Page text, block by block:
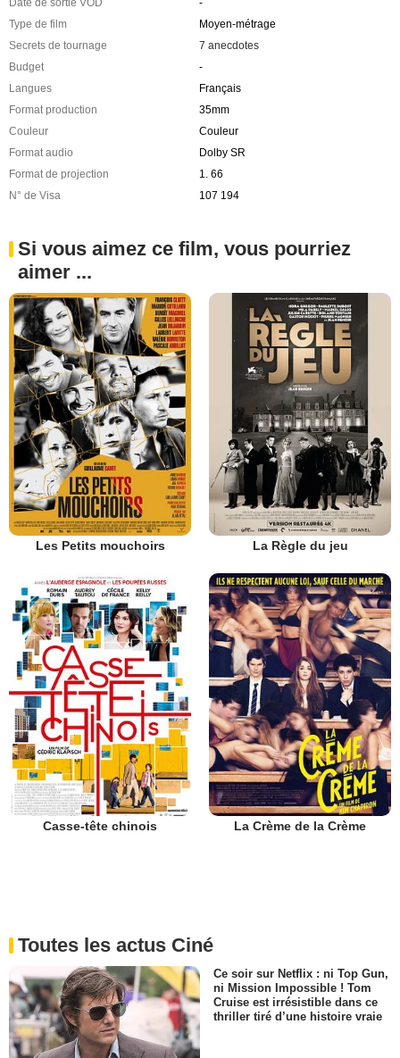
Date de sortie VOD
-
Type de film
Moyen-métrage
Secrets de tournage
7 anecdotes
Budget
-
Langues
Français
Format production
35mm
Couleur
Couleur
Format audio
Dolby SR
Format de projection
1. 66
N° de Visa
107 194
Si vous aimez ce film, vous pourriez
aimer ...
Les Petits mouchoirs La Règle du jeu
Casse-tête chinois La Crème de la Crème
Toutes les actus Ciné
Ce soir sur Netflix : ni Top Gun,
ni Mission Impossible ! Tom
Cruise est irrésistible dans ce
thriller tiré d’une histoire vraie